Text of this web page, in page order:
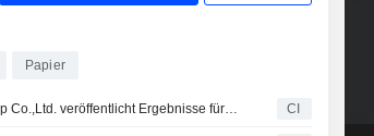
Papier
Forest Packaging Group Co.,Ltd. veröffentlicht Ergebnisse für das am 31. Dezember 2025 endende Geschäftsjahr CI